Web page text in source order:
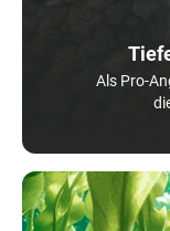
Als Pro-